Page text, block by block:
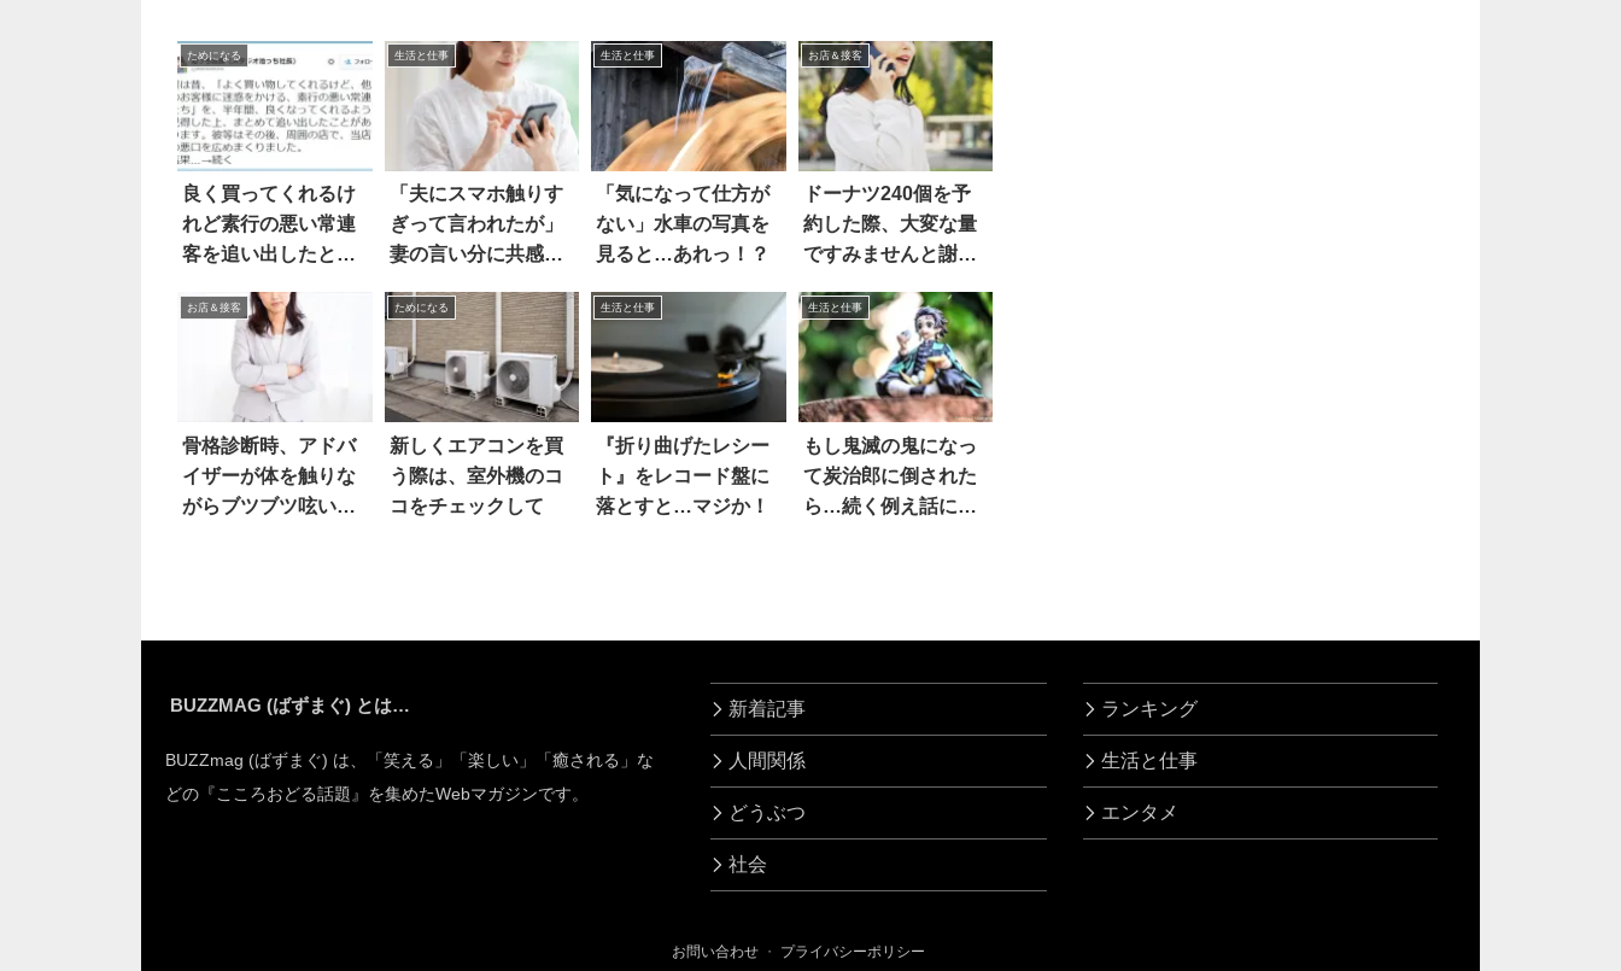
ためになる
良く買ってくれるけ
れど素行の悪い常連
客を追い出したとこ
生活と仕事
「夫にスマホ触りす
ぎって言われたが」
妻の言い分に共感
生活と仕事
「気になって仕方が
ない」水車の写真を
見ると…あれっ！？
お店＆接客
ドーナツ240個を予
約した際、大変な量
ですみませんと謝っ
お店＆接客
骨格診断時、アドバ
イザーが体を触りな
がらブツブツ呟いた
ためになる
新しくエアコンを買
う際は、室外機のコ
コをチェックして
生活と仕事
『折り曲げたレシー
ト』をレコード盤に
落とすと…マジか！
生活と仕事
もし鬼滅の鬼になっ
て炭治郎に倒された
ら…続く例え話に笑
BUZZMAG (ばずまぐ) とは…
BUZZmag (ばずまぐ) は、「笑える」「楽しい」「癒される」な
どの『こころおどる話題』を集めたWebマガジンです。
新着記事
人間関係
どうぶつ
社会
ランキング
生活と仕事
エンタメ
お問い合わせ ・ プライバシーポリシー